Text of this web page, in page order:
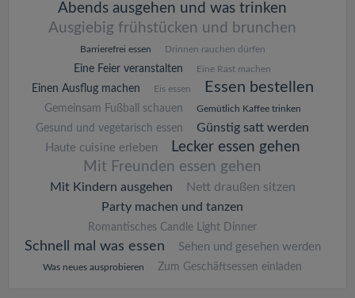
Abends ausgehen und was trinken
Ausgiebig frühstücken und brunchen
Barrierefrei essen Drinnen rauchen dürfen
Eine Feier veranstalten Eine Rast machen
Einen Ausflug machen Eis essen Essen bestellen
Gemeinsam Fußball schauen Gemütlich Kaffee trinken
Gesund und vegetarisch essen Günstig satt werden
Haute cuisine erleben
Lecker essen gehen
Mit Freunden essen gehen
Mit Kindern ausgehen
Nett draußen sitzen
Party machen und tanzen
Romantisches Candle Light Dinner
Schnell mal was essen Sehen und gesehen werden
Was neues ausprobieren Zum Geschäftsessen einladen